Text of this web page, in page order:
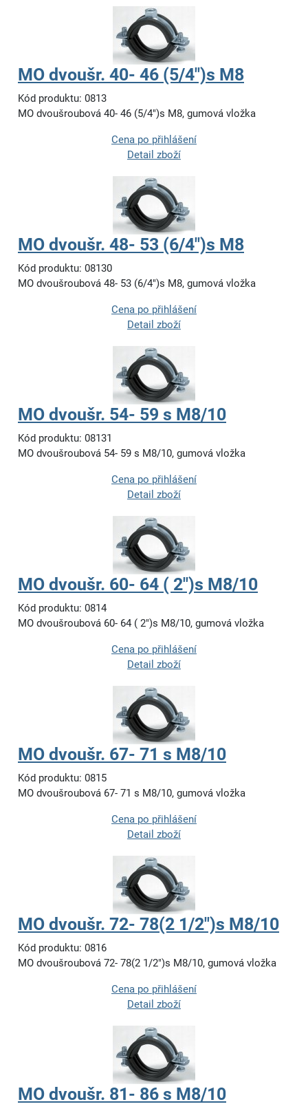
MO dvoušr. 40- 46 (5/4")s M8
Kód produktu: 0813
MO dvoušroubová 40- 46 (5/4")s M8, gumová vložka
Cena po přihlášení
Detail zboží
MO dvoušr. 48- 53 (6/4")s M8
Kód produktu: 08130
MO dvoušroubová 48- 53 (6/4")s M8, gumová vložka
Cena po přihlášení
Detail zboží
MO dvoušr. 54- 59 s M8/10
Kód produktu: 08131
MO dvoušroubová 54- 59 s M8/10, gumová vložka
Cena po přihlášení
Detail zboží
MO dvoušr. 60- 64 ( 2")s M8/10
Kód produktu: 0814
MO dvoušroubová 60- 64 ( 2")s M8/10, gumová vložka
Cena po přihlášení
Detail zboží
MO dvoušr. 67- 71 s M8/10
Kód produktu: 0815
MO dvoušroubová 67- 71 s M8/10, gumová vložka
Cena po přihlášení
Detail zboží
MO dvoušr. 72- 78(2 1/2")s M8/10
Kód produktu: 0816
MO dvoušroubová 72- 78(2 1/2")s M8/10, gumová vložka
Cena po přihlášení
Detail zboží
MO dvoušr. 81- 86 s M8/10